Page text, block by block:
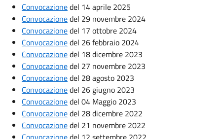
Convocazionedel 14 aprile 2025
Convocazionedel 29 novembre 2024
Convocazionedel 17 ottobre 2024
Convocazionedel 26 febbraio 2024
Convocazionedel 18 dicembre 2023
Convocazionedel 27 novembre 2023
Convocazionedel 28 agosto 2023
Convocazionedel 26 giugno 2023
Convocazionedel 04 Maggio 2023
Convocazionedel 28 dicembre 2022
Convocazionedel 21 novembre 2022